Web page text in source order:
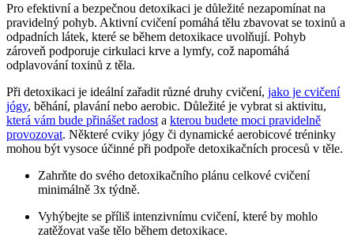
Pro efektivní a bezpečnou detoxikaci je důležité nezapomínat na
pravidelný pohyb. Aktivní cvičení pomáhá tělu zbavovat se toxinů a
odpadních látek, které se během detoxikace uvolňují. Pohyb
zároveň podporuje cirkulaci krve a lymfy, což napomáhá
odplavování toxinů z těla.
Při detoxikaci je ideální zařadit různé druhy cvičení, jako je cvičení
jógy, běhání, plavání nebo aerobic. Důležité je vybrat si aktivitu,
která vám bude přinášet radost a kterou budete moci pravidelně
provozovat. Některé cviky jógy či dynamické aerobicové tréninky
mohou být vysoce účinné při podpoře detoxikačních procesů v těle.
Zahrňte do svého detoxikačního plánu celkové cvičení
minimálně 3x týdně.
Vyhýbejte se příliš intenzivnímu cvičení, které by mohlo
zatěžovat vaše tělo během detoxikace.